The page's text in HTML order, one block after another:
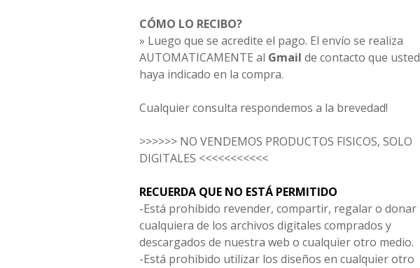
CÓMO LO RECIBO?
» Luego que se acredite el pago. El envío se realiza
AUTOMATICAMENTE al Gmail de contacto que usted
haya indicado en la compra.
Cualquier consulta respondemos a la brevedad!
>>>>>> NO VENDEMOS PRODUCTOS FISICOS, SOLO
DIGITALES <<<<<<<<<<<
RECUERDA QUE NO ESTÁ PERMITIDO
-Está prohibido revender, compartir, regalar o donar
cualquiera de los archivos digitales comprados y
descargados de nuestra web o cualquier otro medio.
-Está prohibido utilizar los diseños en cualquier otro